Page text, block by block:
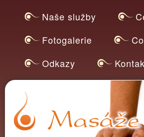
Přejít k
hlavnímu
obsahu
Naše služby
Fotogalerie
Odkazy